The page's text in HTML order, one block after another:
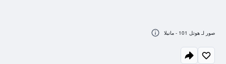
صور لـ هوتل 101 - مانيلا